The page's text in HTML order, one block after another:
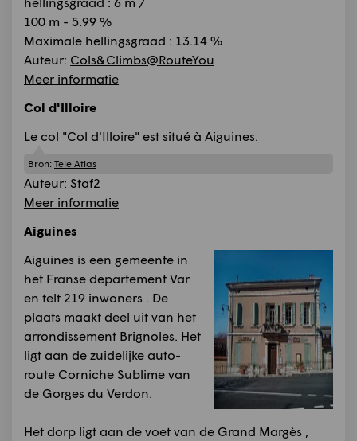
100 m - 5.99 %
Maximale hellingsgraad : 13.14 %
Auteur: Cols&Climbs@RouteYou
Meer informatie
Col d'Illoire
Le col "Col d'Illoire" est situé à Aiguines.
Bron: Tele Atlas
Auteur: Staf2
Meer informatie
Aiguines
Aiguines is een gemeente in
het Franse departement Var
en telt 219 inwoners . De
plaats maakt deel uit van het
arrondissement Brignoles. Het
ligt aan de zuidelijke auto-
route Corniche Sublime van
de Gorges du Verdon.
Het dorp ligt aan de voet van de Grand Margès ,